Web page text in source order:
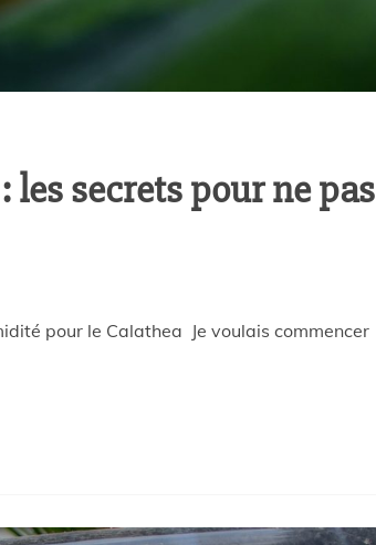
les secrets pour ne pas
pour le Calathea Je voulais commencer